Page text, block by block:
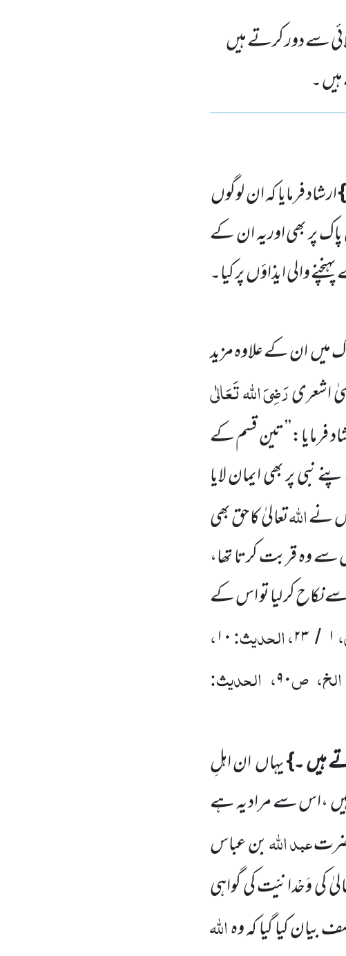
سے دور کرتے ہیں
۔
ارشاد فرمایا کہ ان لوگوں
پاک پر بھی اوریہ ان کے
والی ایذاؤںپر کیا۔
میںان کے علاوہ مزید
اشعریرَضِیَ اللہ تَعَالٰی
فرمایا:’’ تین قسم کے
نبی پر بھی ایمان لایا
نےاللہتعالیٰ کا حق بھی
وہ قربت کرتا تھا،
نکاح کر لیا تو اس کے
۱ /۲۳، الحدیث:۱۰،
الخ، ص۹۰، الحدیث:
ہیں ۔}یہاںان اہلِ
،اس سے مراد یہ ہے
عبد اللہبن عباس
کیوَحْدانیّت کی گواہی
بیان کیا گیا کہ وہاللہ